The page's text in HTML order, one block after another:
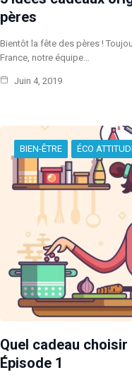
pères
Bientôt la fête des pères !
France, notre équipe…
Juin 4, 2019
BIEN-ÊTRE ÉCO
Quel cadeau
Épisode 1